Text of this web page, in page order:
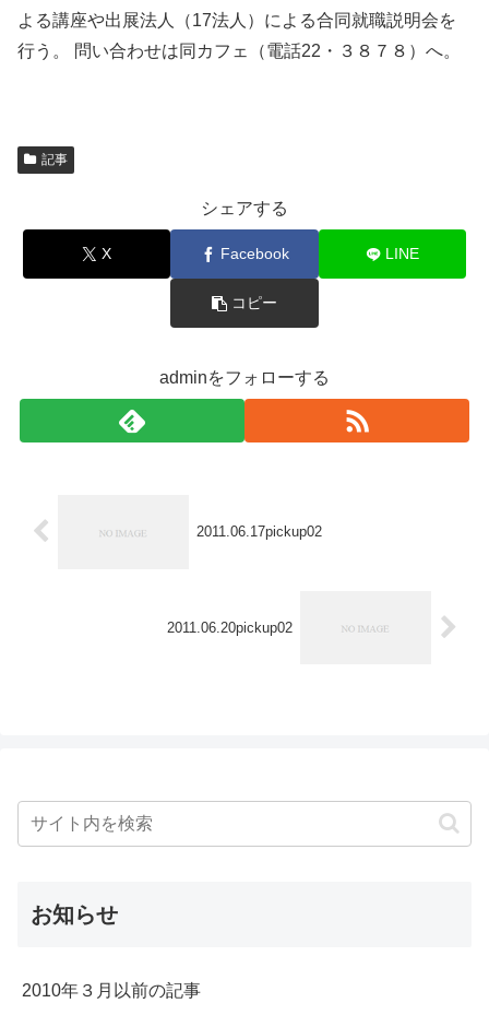
よる講座や出展法人（17法人）による合同就職説明会を
行う。 問い合わせは同カフェ（電話22・３８７８）へ。
記事
シェアする
X Facebook LINE
コピー
adminをフォローする
2011.06.17pickup02
2011.06.20pickup02
お知らせ
2010年３月以前の記事